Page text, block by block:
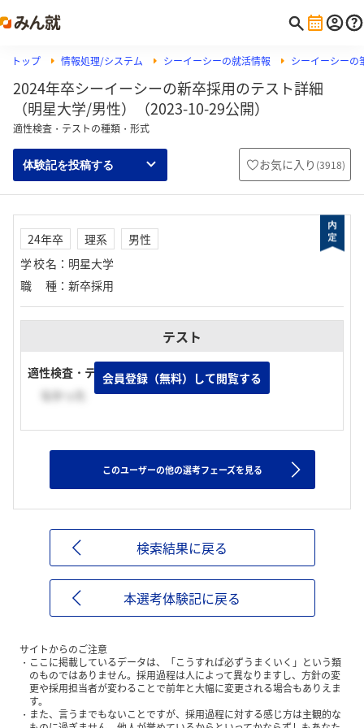
トップ 情報処理/システム シーイーシーの就活情報 シーイーシー
2024年卒シーイーシーの新卒採用のテスト詳細
（明星大学/男性）（2023-10-29公開）
適性検査・テストの種類・形式
体験記を投稿する お気に入り (3918)
24年卒 理系
男性
学校名 ： 明星大学
職種 ： 新卒採用
テスト
適性検査・テストの有無
なかった
会員登録（無料）して閲覧する
このユーザーの他の選考フェーズを見る
検索結果に戻る
本選考体験記に戻る
サイトからのご注意
ここに掲載しているデータは、「こうすれば必ずうまくいく」という類
のものではありません。採用過程は人によって異なりますし、方針の変
更や採用担当者が変わることで前年と大幅に変更される場合もありえま
す。
また、言うまでもないことですが、採用過程に対する感じ方は主観的な